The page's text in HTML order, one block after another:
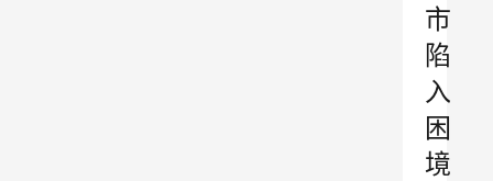
市
陷
入
困
境